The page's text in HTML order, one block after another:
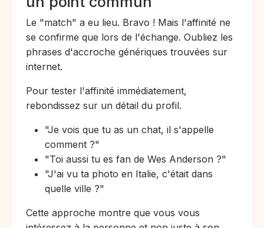
Le "match" a eu lieu. Bravo ! Mais l'affinité ne
se confirme que lors de l'échange. Oubliez les
phrases d'accroche génériques trouvées sur
internet.
Pour tester l'affinité immédiatement,
rebondissez sur un détail du profil.
"Je vois que tu as un chat, il s'appelle
comment ?"
"Toi aussi tu es fan de Wes Anderson ?"
"J'ai vu ta photo en Italie, c'était dans
quelle ville ?"
Cette approche montre que vous vous